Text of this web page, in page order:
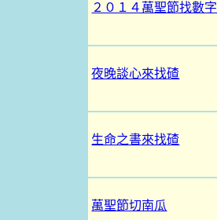
２０１４萬聖節找數字
夜晚談心來找碴
生命之書來找碴
萬聖節切南瓜